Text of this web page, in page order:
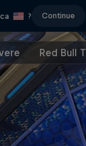
? Continue
Red Bull